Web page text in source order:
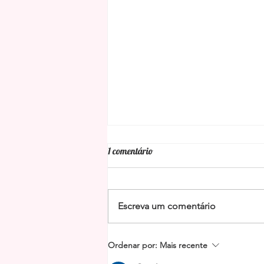
Benzimento da limpeza energética
1 comentário
Escreva um comentário
Ordenar por: Mais recente